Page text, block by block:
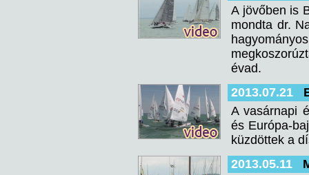
A jövőben is
mondta dr.
évad.
2013.07.21
A vasárnapi
és Európa-
küzdöttek a
2013.05.11